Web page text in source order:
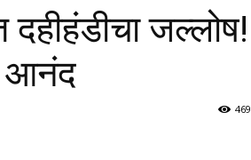
जल्लोष!
आनंद
469